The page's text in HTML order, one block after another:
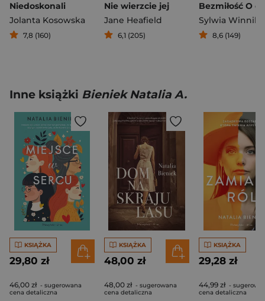
Niedoskonali
Jolanta Kosowska
7,8 (160)
Nie wierzcie jej
Jane Heafield
6,1 (205)
Sylwia Winnik
8,6 (149)
Inne książki Bieniek Natalia A.
KSIĄŻKA
29,80 zł
46,00 zł - sugerowana
cena detaliczna
KSIĄŻKA
48,00 zł
48,00 zł - sugerowana
cena detaliczna
KSIĄŻKA
29,28 zł
44,99 zł -
cena detaliczna